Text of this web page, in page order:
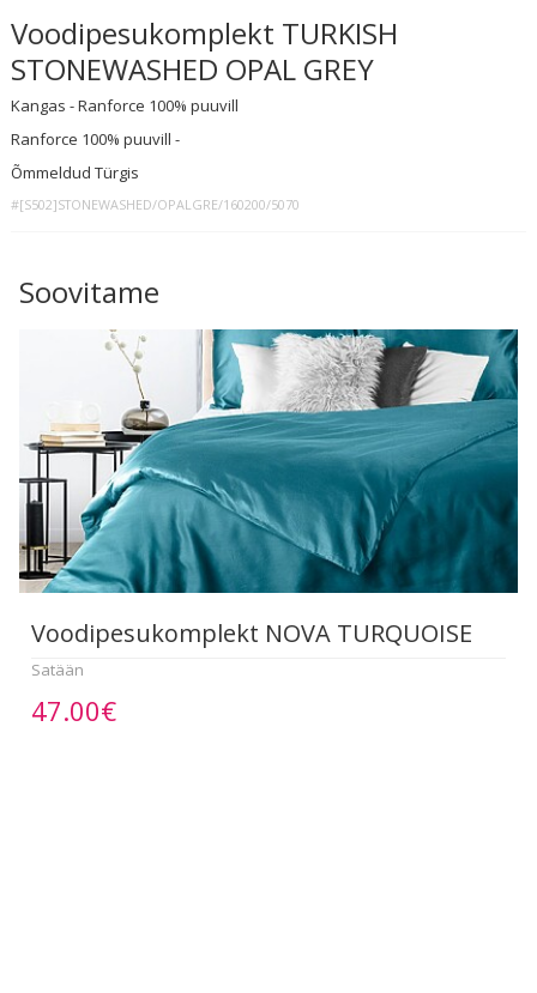
Voodipesukomplekt TURKISH
STONEWASHED OPAL GREY
Kangas - Ranforce 100% puuvill
Ranforce 100% puuvill -
Õmmeldud Türgis
#[S502]STONEWASHED/OPALGRE/160200/5070
Soovitame
Voodipesukomplekt NOVA TURQUOISE
Satään
47.00€